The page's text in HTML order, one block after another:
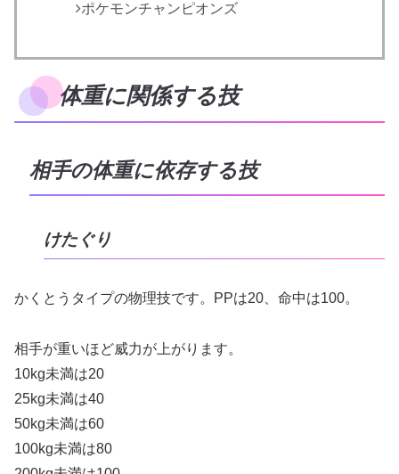
ポケモンチャンピオンズ
体重に関係する技
相手の体重に依存する技
けたぐり
かくとうタイプの物理技です。PPは20、命中は100。
相手が重いほど威力が上がります。
10kg未満は20
25kg未満は40
50kg未満は60
100kg未満は80